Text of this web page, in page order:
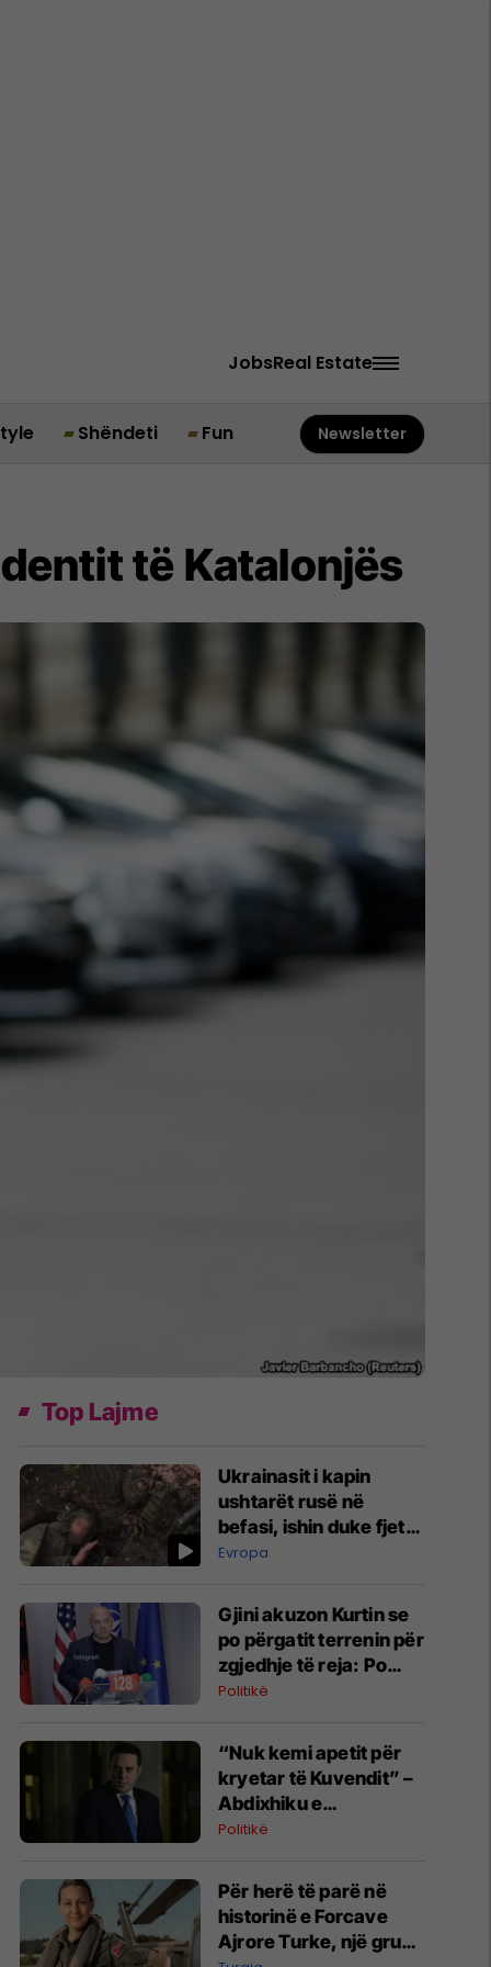
JobsReal Estate
Shëndeti Fun Newsletter
të Katalonjës
Top Lajme
Ukrainasit i kapin
ushtarët rusë në
befasi, ishin duke fjetur
në strehimoret e
Evropa
Gjini akuzon Kurtin se
po përgatit terrenin për
zgjedhje të reja: Po
manipulon opinionin
Politikë
“Nuk kemi apetit për
kryetar të Kuvendit” –
Abdixhiku e
konsideron si figurë
Politikë
Për herë të parë në
historinë e Forcave
Ajrore Turke, një grua